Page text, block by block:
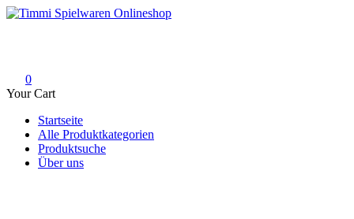
Skip
0
Your Cart
Startseite
Alle Produktkategorien
Produktsuche
Über uns